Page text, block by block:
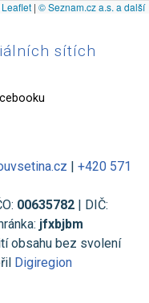
Leaflet | © Seznam.cz a.s. a další
sítích
+420 571
00635782 | DIČ:
jfxbjbm
obsahu bez svolení
Digiregion